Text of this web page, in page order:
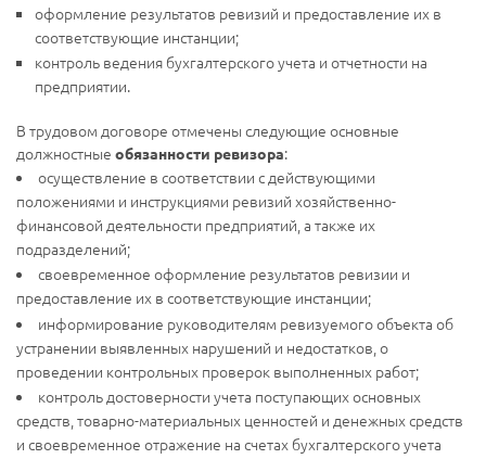
оформление результатов ревизий и предоставление их в
соответствующие инстанции;
контроль ведения бухгалтерского учета и отчетности на
предприятии.
В трудовом договоре отмечены следующие основные
должностные обязанности ревизора:
осуществление в соответствии с действующими
положениями и инструкциями ревизий хозяйственно-
финансовой деятельности предприятий, а также их
подразделений;
своевременное оформление результатов ревизии и
предоставление их в соответствующие инстанции;
информирование руководителям ревизуемого объекта об
устранении выявленных нарушений и недостатков, о
проведении контрольных проверок выполненных работ;
контроль достоверности учета поступающих основных
средств, товарно-материальных ценностей и денежных средств
и своевременное отражение на счетах бухгалтерского учета